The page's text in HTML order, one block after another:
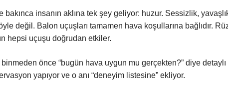
insanın aklına tek şey geliyor: huzur. Sessizlik,
değil. Balon uçuşları tamamen hava koşullarına bağlıdır.
hepsi uçuşu doğrudan etkiler.
önce “bugün hava uygun mu gerçekten?” diye detaylı
yapıyor ve o anı “deneyim listesine” ekliyor.